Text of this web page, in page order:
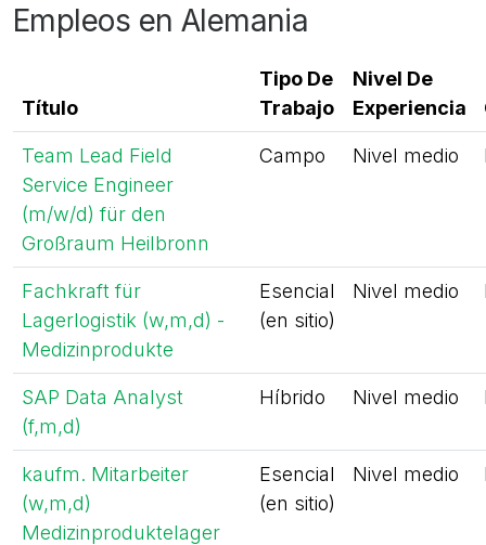
Empleos en Alemania
Título
Tipo De
Trabajo
Nivel De
Experiencia
Team Lead Field
Service Engineer
(m/w/d) für den
Großraum Heilbronn
Campo Nivel medio
Fachkraft für
Lagerlogistik (w,m,d) -
Medizinprodukte
Esencial
(en sitio)
Nivel medio
SAP Data Analyst
(f,m,d)
Híbrido Nivel medio
kaufm. Mitarbeiter
(w,m,d)
Medizinproduktelager
Esencial
(en sitio)
Nivel medio